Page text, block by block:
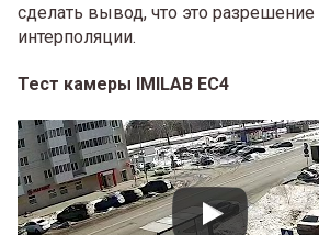
сделать вывод, что это разрешение
интерполяции.
Тест камеры IMILAB EC4